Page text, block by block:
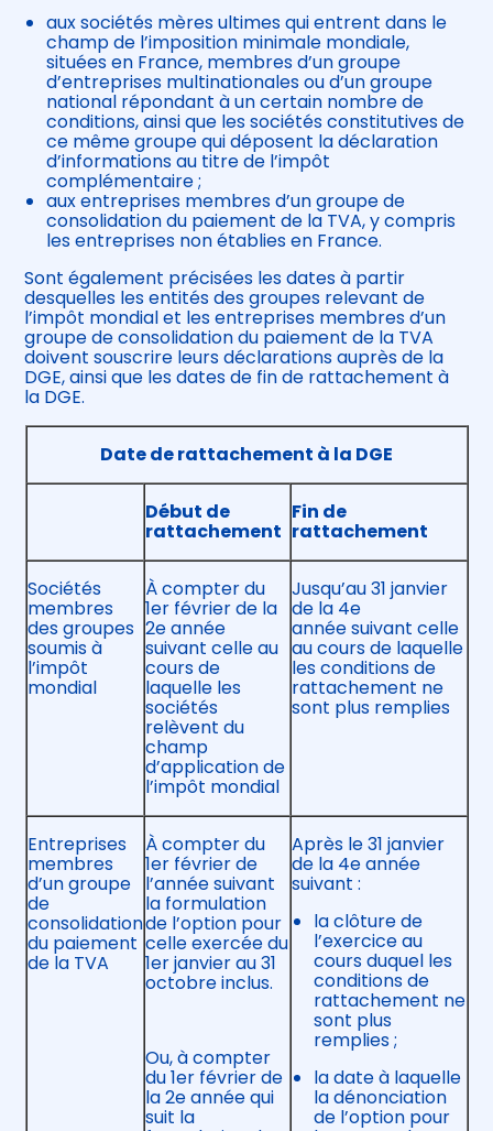
aux sociétés mères ultimes qui entrent dans le
champ de l’imposition minimale mondiale,
situées en France, membres d’un groupe
d’entreprises multinationales ou d’un groupe
national répondant à un certain nombre de
conditions, ainsi que les sociétés constitutives de
ce même groupe qui déposent la déclaration
d’informations au titre de l’impôt
complémentaire ;
aux entreprises membres d’un groupe de
consolidation du paiement de la TVA, y compris
les entreprises non établies en France.
Sont également précisées les dates à partir
desquelles les entités des groupes relevant de
l’impôt mondial et les entreprises membres d’un
groupe de consolidation du paiement de la TVA
doivent souscrire leurs déclarations auprès de la
DGE, ainsi que les dates de fin de rattachement à
la DGE.
Date de rattachement à la DGE
Début de
rattachement
Fin de
rattachement
Sociétés
membres
des groupes
soumis à
l’impôt
mondial
À compter du
1er février de la
2e année
suivant celle au
cours de
laquelle les
sociétés
relèvent du
champ
d’application de
l’impôt mondial
Jusqu’au 31 janvier
de la 4e
année suivant celle
au cours de laquelle
les conditions de
rattachement ne
sont plus remplies
Entreprises
membres
d’un groupe
de
consolidation
du paiement
de la TVA
À compter du
1er février de
l’année suivant
la formulation
de l’option pour
celle exercée du
1er janvier au 31
octobre inclus.
Ou, à compter
du 1er février de
la 2e année qui
suit la
Après le 31 janvier
de la 4e année
suivant :
la clôture de
l’exercice au
cours duquel les
conditions de
rattachement ne
sont plus
remplies ;
la date à laquelle
la dénonciation
de l’option pour